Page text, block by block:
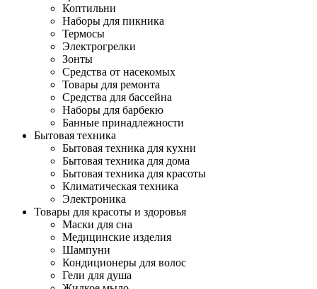
Коптильни
Наборы для пикника
Термосы
Электрогрелки
Зонты
Средства от насекомых
Товары для ремонта
Средства для бассейна
Наборы для барбекю
Банные принадлежности
Бытовая техника
Бытовая техника для кухни
Бытовая техника для дома
Бытовая техника для красоты
Климатическая техника
Электроника
Товары для красоты и здоровья
Маски для сна
Медицинские изделия
Шампуни
Кондиционеры для волос
Гели для душа